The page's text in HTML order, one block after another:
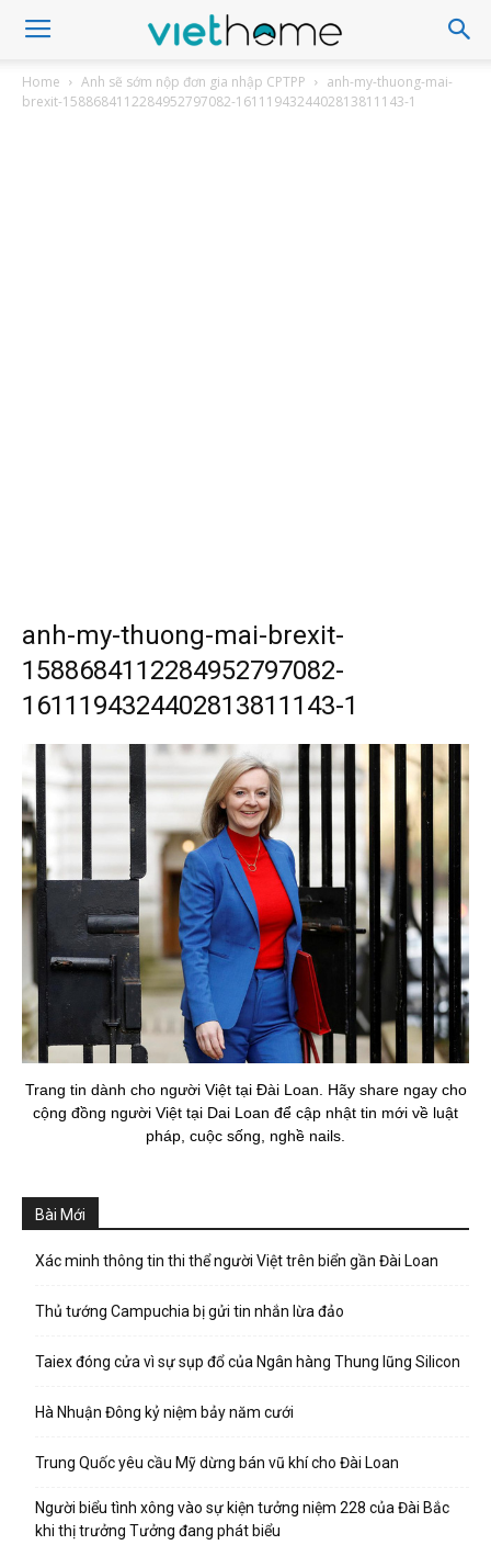
Home Anh sẽ sớm nộp đơn gia nhập CPTPP
anh-my-thuong-mai-
brexit-1588684112284952797082-1611194324402813811143-1
anh-my-thuong-mai-brexit-
1588684112284952797082-
1611194324402813811143-1
Trang tin dành cho người Việt tại Đài Loan. Hãy share ngay cho
cộng đồng người Việt tại Dai Loan để cập nhật tin mới về luật
pháp, cuộc sống, nghề nails.
Bài Mới
Xác minh thông tin thi thể người Việt trên biển gần Đài Loan
Thủ tướng Campuchia bị gửi tin nhắn lừa đảo
Taiex đóng cửa vì sự sụp đổ của Ngân hàng Thung lũng Silicon
Hà Nhuận Đông kỷ niệm bảy năm cưới
Trung Quốc yêu cầu Mỹ dừng bán vũ khí cho Đài Loan
Người biểu tình xông vào sự kiện tưởng niệm 228 của Đài Bắc
khi thị trưởng Tưởng đang phát biểu